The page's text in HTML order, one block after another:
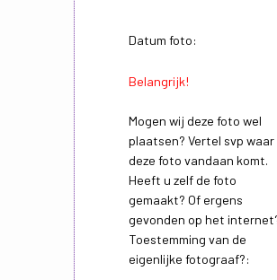
Datum foto:
Belangrijk!
Mogen wij deze foto wel
plaatsen? Vertel svp waar
deze foto vandaan komt.
Heeft u zelf de foto
gemaakt? Of ergens
gevonden op het
Toestemming van de
eigenlijke fotograaf?: